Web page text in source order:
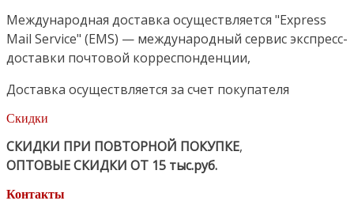
Международная доставка осуществляется "Express
Mail Service" (EMS) — международный сервис экспресс-
доставки почтовой корреспонденции,
Доставка осуществляется за счет покупателя
Скидки
СКИДКИ ПРИ ПОВТОРНОЙ ПОКУПКЕ,
ОПТОВЫЕ СКИДКИ ОТ 15 тыс.руб.
Контакты